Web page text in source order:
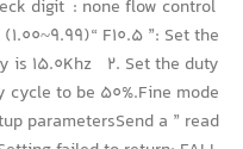
digit : none flow control
F10.5 ”: Set the
is 15.0Khz 2. Set the duty
cycle to be 50%.Fine mode
parametersSend a ” read